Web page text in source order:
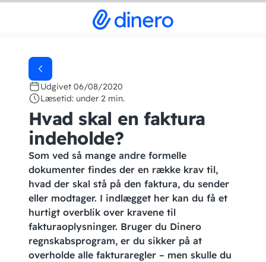
Udgivet 06/08/2020
Læsetid: under 2 min.
Hvad skal en faktura
indeholde?
Som ved så mange andre formelle
dokumenter findes der en række krav til,
hvad der skal stå på den faktura, du sender
eller modtager. I indlægget her kan du få et
hurtigt overblik over kravene til
fakturaoplysninger. Bruger du Dinero
regnskabsprogram, er du sikker på at
overholde alle fakturaregler – men skulle du